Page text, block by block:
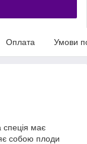
Оплата Умови
спеція має
собою плоди